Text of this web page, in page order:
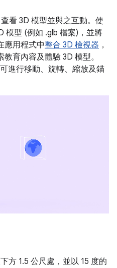
看 3D 模型並與之互動。使
模型 (例如 .glb 檔案)，並將
應用程式中整合 3D 檢視器 ，
育內容及體驗 3D 模型。
進行移動、旋轉、縮放及錨
方 1.5 公尺處，並以 15 度的